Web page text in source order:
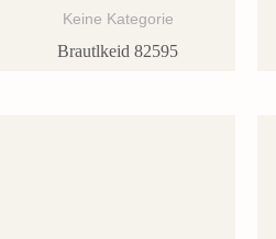
Keine Kategorie
Brautlkeid 82595